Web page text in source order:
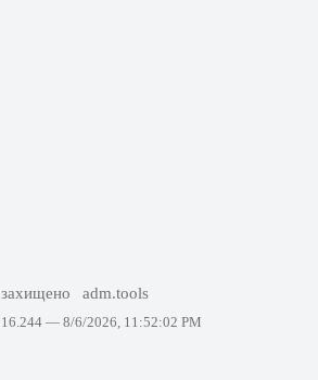
захищено adm.tools
— 8/6/2026, 11:52:02 PM